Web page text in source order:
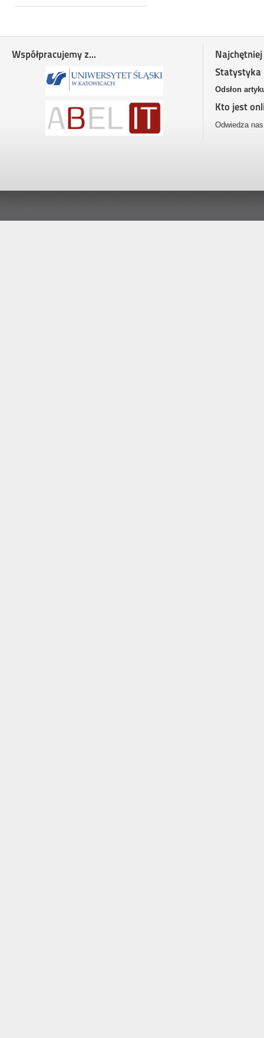
Współpracujemy z...
Statystyka
Odsłon
Kto jest
Odwiedza